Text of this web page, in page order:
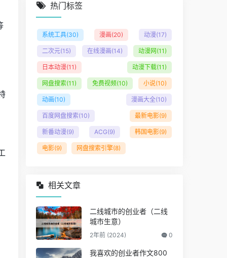
热门标签
系统工具(30) 漫画(20) 动漫(17)
二次元(15) 在线漫画(14) 动漫网 (11)
日本动漫(11) 动漫下载(11)
网盘搜索(11) 免费视频(10) 小说(10)
动画(10) 漫画大全(10)
百度网盘搜索(10) 最新电影(9)
新番动漫(9) ACG(9) 韩国电影(9)
电影(9) 网盘搜索引擎(8)
相关文章
二线城市的创业者（二线
城市生意）
2年前 (2024) 0
我喜欢的创业者作文800